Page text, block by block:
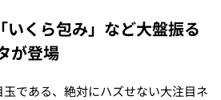
くら包み」など大盤振る
が登場
である、絶対にハズせない大注目ネ